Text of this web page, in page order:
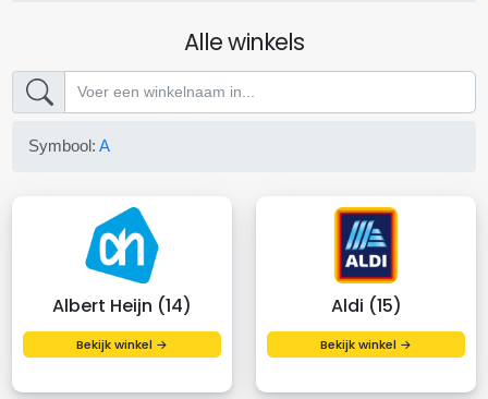
Alle winkels
Symbool:A
Albert Heijn (14)
Bekijk winkel →
Aldi (15)
Bekijk winkel →